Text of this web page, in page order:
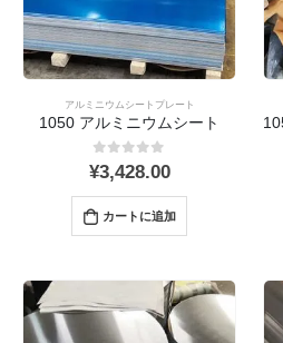
アルミニウムシートプレート
1050 アルミニウムシート
0out 5
¥3,428.00
カートに追加